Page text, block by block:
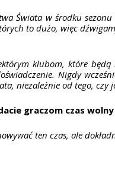
Świata w środku
to dużo, więc
klubom, które
Nigdy
niezależnie od tego,
graczom czas
ten czas, ale